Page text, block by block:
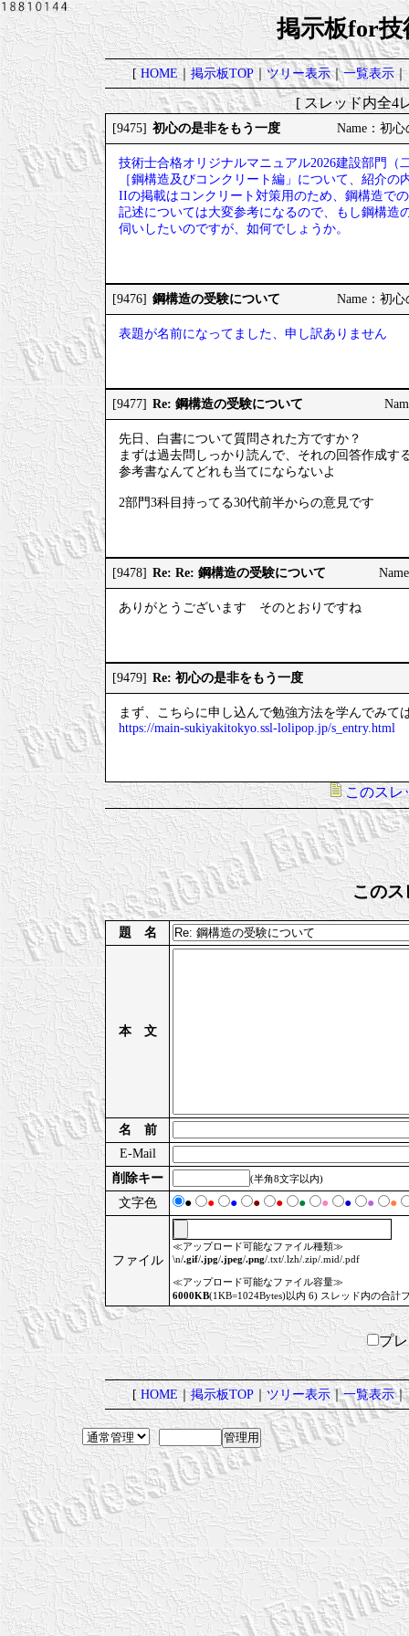
掲示板for技
[HOME｜掲示板TOP｜ツリー表示｜一覧表示｜
[ スレッド内全
[9475] 初心の是非をもう一度 Name：初
技術士合格オリジナルマニュアル2026建設部門（
［鋼構造及びコンクリート編」について、紹介
IIの掲載はコンクリート対策用のため、鋼構造で
記述については大変参考になるので、もし鋼構造
伺いしたいのですが、如何でしょうか。
[9476] 鋼構造の受験について Name：初
表題が名前になってました、申し訳ありません
[9477] Re: 鋼構造の受験について
先日、白書について質問された方ですか？
まずは過去問しっかり読んで、それの回答作成す
参考書なんてどれも当てにならないよ
2部門3科目持ってる30代前半からの意見です
[9478] Re: Re: 鋼構造の受験について
ありがとうございます そのとおりですね
[9479] Re: 初心の是非をもう一度
まず、こちらに申し込んで勉強方法を学んでみて
https://main-sukiyakitokyo.ssl-lolipop.jp/s_entry.html
このスレ
このス
題 名
本 文
名 前
E-Mail
削除キー
(半角8文字以内)
文字色 ● ● ● ● ● ● ● ● ● ●
ファイル
≪アップロード可能なファイル種類≫
\n/.gif/.jpg/.jpeg/.png/.txt/.lzh/.zip/.mid/.pdf
≪アップロード可能なファイル容量≫
6000KB(1KB=1024Bytes)以内 6) スレッド内の合計
プ
[HOME｜掲示板TOP｜ツリー表示｜一覧表示｜